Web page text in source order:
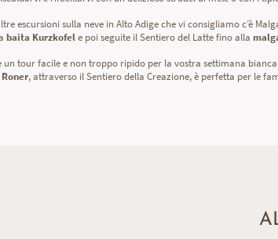
escursioni sulla neve in Alto Adige che vi consigliamo c’è
baita Kurzkofel e poi seguite il Sentiero del Latte fino alla
un tour facile e non troppo ripido per la vostra settimana
, attraverso il Sentiero della Creazione, è perfetta per le